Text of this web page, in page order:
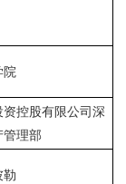
院
资控股有限公司深
管理部
勒